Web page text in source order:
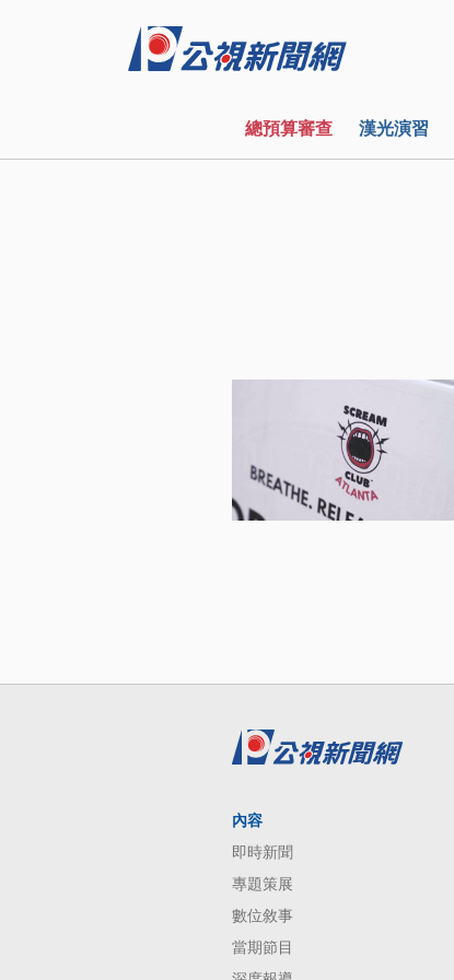
總預算審查 漢光演習
內容
即時新聞
專題策展
數位敘事
當期節目